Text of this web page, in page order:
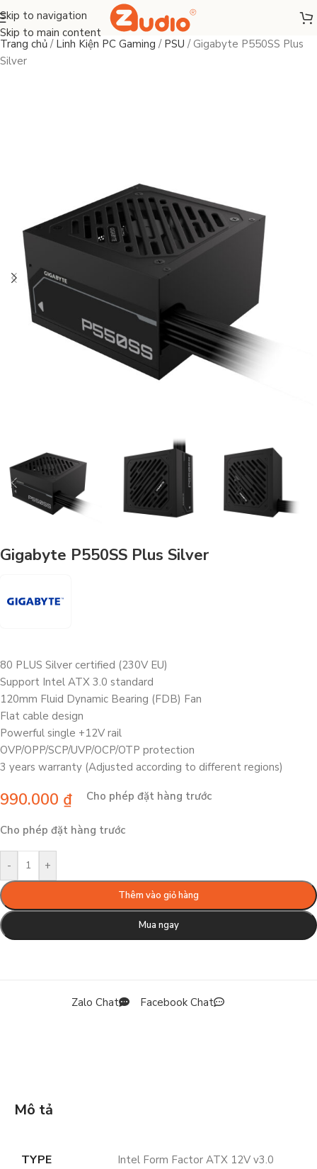
Skip to navigation
Skip to main content
Trang chủ / Linh Kiện PC Gaming / PSU /Gigabyte P550SS Plus
Silver
Gigabyte P550SS Plus Silver
80 PLUS Silver certified (230V EU)
Support Intel ATX 3.0 standard
120mm Fluid Dynamic Bearing (FDB) Fan
Flat cable design
Powerful single +12V rail
OVP/OPP/SCP/UVP/OCP/OTP protection
3 years warranty (Adjusted according to different regions)
990.000 ₫ Cho phép đặt hàng trước
Cho phép đặt hàng trước
- +
Thêm vào giỏ hàng
Mua ngay
Zalo Chat Facebook Chat
Mô tả
TYPE Intel Form Factor ATX 12V v3.0